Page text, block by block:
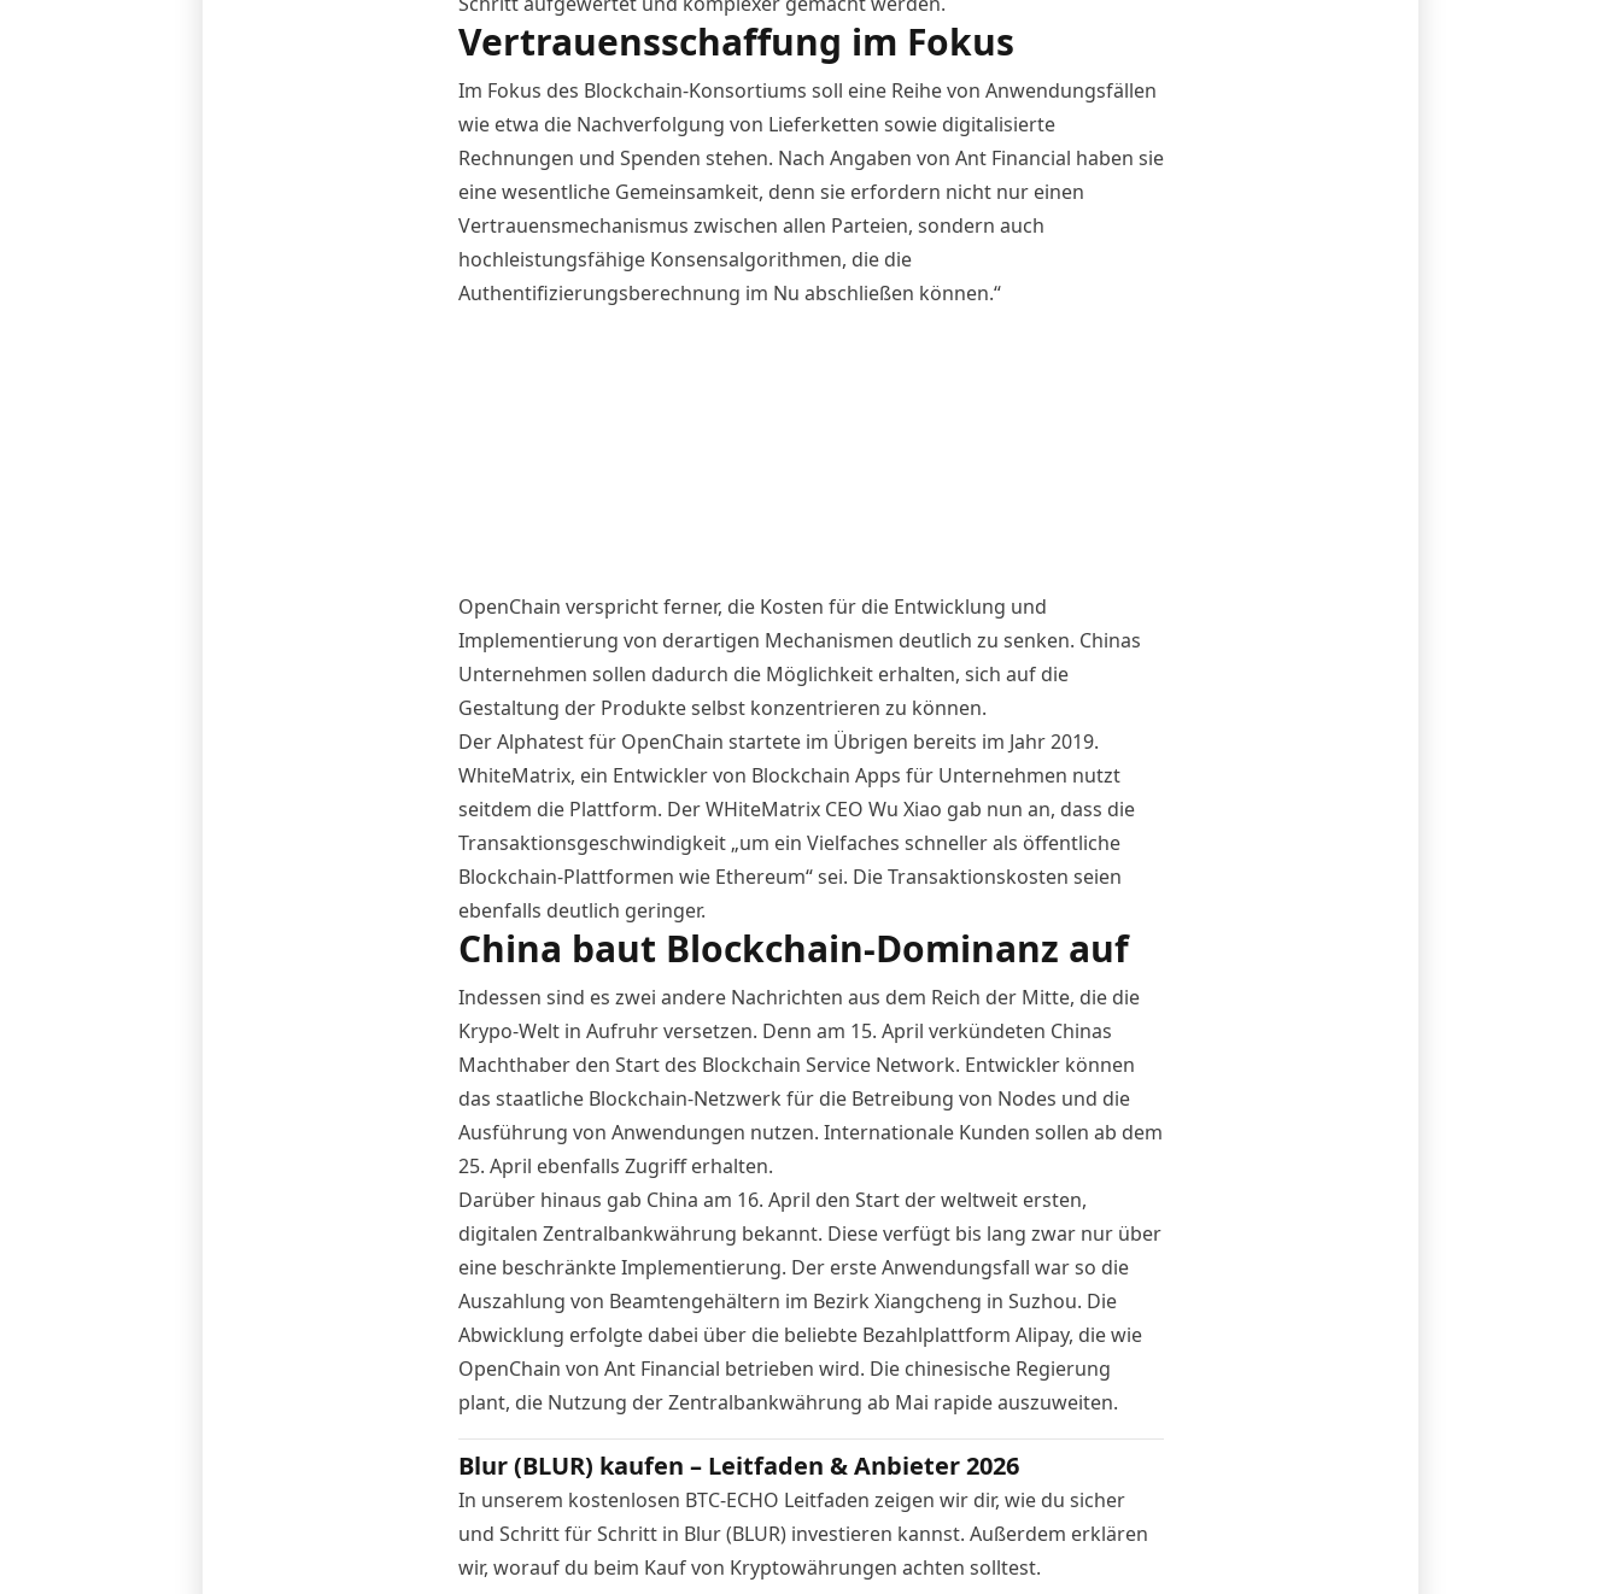
Vertrauensschaffung im Fokus
Im Fokus des Blockchain-Konsortiums soll eine Reihe von Anwendungsfällen
wie etwa die Nachverfolgung von Lieferketten sowie digitalisierte
Rechnungen und Spenden stehen. Nach Angaben von Ant Financial haben sie
eine wesentliche Gemeinsamkeit, denn sie erfordern nicht nur einen
Vertrauensmechanismus zwischen allen Parteien, sondern auch
hochleistungsfähige Konsensalgorithmen, die die
Authentifizierungsberechnung im Nu abschließen können.“
OpenChain verspricht ferner, die Kosten für die Entwicklung und
Implementierung von derartigen Mechanismen deutlich zu senken. Chinas
Unternehmen sollen dadurch die Möglichkeit erhalten, sich auf die
Gestaltung der Produkte selbst konzentrieren zu können.
Der Alphatest für OpenChain startete im Übrigen bereits im Jahr 2019.
WhiteMatrix, ein Entwickler von Blockchain Apps für Unternehmen nutzt
seitdem die Plattform. Der WHiteMatrix CEO Wu Xiao gab nun an, dass die
Transaktionsgeschwindigkeit „um ein Vielfaches schneller als öffentliche
Blockchain-Plattformen wie Ethereum“ sei. Die Transaktionskosten seien
ebenfalls deutlich geringer.
China baut Blockchain-Dominanz auf
Indessen sind es zwei andere Nachrichten aus dem Reich der Mitte, die die
Krypo-Welt in Aufruhr versetzen. Denn am 15. April verkündeten Chinas
Machthaber den Start des Blockchain Service Network. Entwickler können
das staatliche Blockchain-Netzwerk für die Betreibung von Nodes und die
Ausführung von Anwendungen nutzen. Internationale Kunden sollen ab dem
25. April ebenfalls Zugriff erhalten.
Darüber hinaus gab China am 16. April den Start der weltweit ersten,
digitalen Zentralbankwährung bekannt. Diese verfügt bis lang zwar nur über
eine beschränkte Implementierung. Der ersteAnwendungsfall war so die
Auszahlung von Beamtengehältern im Bezirk Xiangcheng in Suzhou. Die
Abwicklung erfolgte dabei über die beliebte Bezahlplattform Alipay, die wie
OpenChain von Ant Financial betrieben wird. Die chinesische Regierung
plant, die Nutzung der Zentralbankwährung ab Mai rapide auszuweiten.
Blur (BLUR) kaufen – Leitfaden & Anbieter 2026
In unserem kostenlosen BTC-ECHO Leitfaden zeigen wir dir, wie du sicher
und Schritt für Schritt in Blur (BLUR) investieren kannst. Außerdem erklären
wir, worauf du beim Kauf von Kryptowährungen achten solltest.